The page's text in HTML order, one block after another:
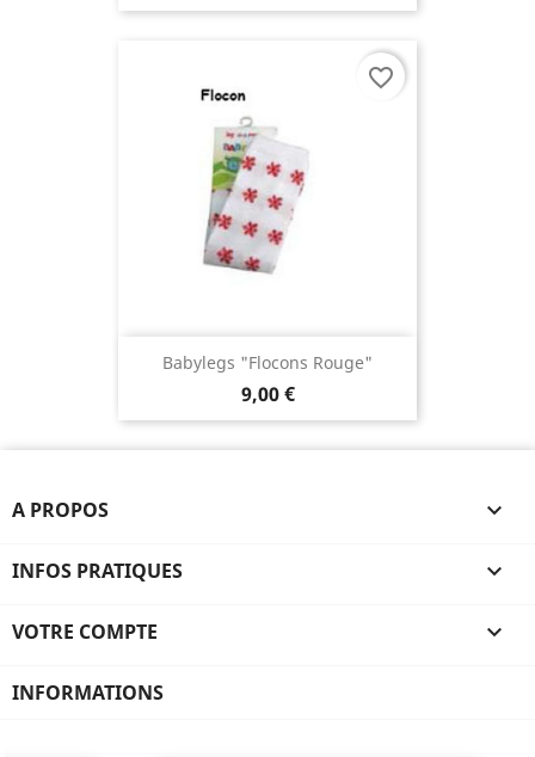
Babylegs "Flocons Rouge"
9,00 €
favorite_border
A PROPOS 
INFOS PRATIQUES 
VOTRE COMPTE 
INFORMATIONS